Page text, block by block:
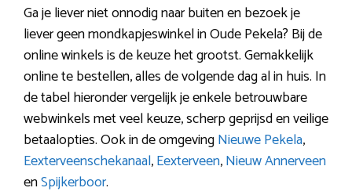
Ga je liever niet onnodig naar buiten en bezoek je
liever geen mondkapjeswinkel in Oude Pekela? Bij de
online winkels is de keuze het grootst. Gemakkelijk
online te bestellen, alles de volgende dag al in huis. In
de tabel hieronder vergelijk je enkele betrouwbare
webwinkels met veel keuze, scherp geprijsd en veilige
betaalopties. Ook in de omgevingNieuwe Pekela,
Eexterveenschekanaal,Eexterveen,Nieuw Annerveen
enSpijkerboor.